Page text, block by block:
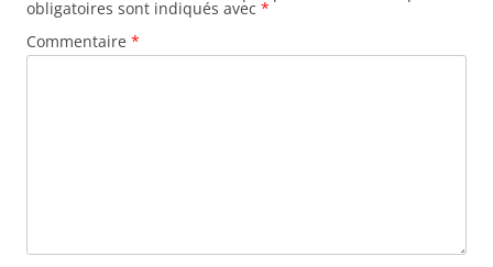
obligatoires sont indiqués avec *
Commentaire *